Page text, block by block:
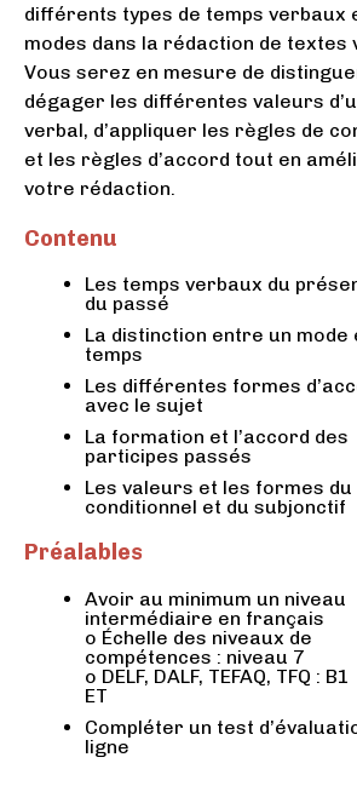
différents types de temps verbaux
modes dans la rédaction de textes
Vous serez en mesure de
dégager les différentes valeurs
verbal, d’appliquer les règles de
et les règles d’accord tout en
votre rédaction.
Contenu
Les temps verbaux du
du passé
La distinction entre un mode
temps
Les différentes formes
avec le sujet
La formation et l’accord des
participes passés
Les valeurs et les formes du
conditionnel et du subjonctif
Préalables
Avoir au minimum un niveau
intermédiaire en français
o Échelle des niveaux de
compétences : niveau 7
o DELF, DALF, TEFAQ, TFQ : B1
ET
Compléter un test
ligne